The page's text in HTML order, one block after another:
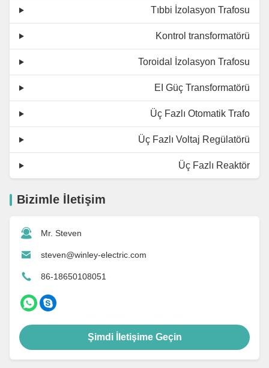
Tıbbi İzolasyon Trafosu
Kontrol transformatörü
Toroidal İzolasyon Trafosu
EI Güç Transformatörü
Üç Fazlı Otomatik Trafo
Üç Fazlı Voltaj Regülatörü
Üç Fazlı Reaktör
Bizimle İletişim
Mr. Steven
steven@winley-electric.com
86-18650108051
Şimdi İletişime Geçin